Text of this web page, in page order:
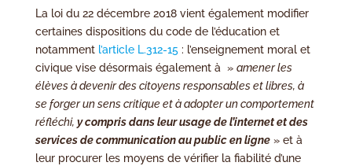
La loi du 22 décembre 2018 vient également modifier
certaines dispositions du code de l’éducation et
notamment l’article L.312-15: l’enseignement moral et
civique vise désormais également à » amener les
élèves à devenir des citoyens responsables et libres, à
se forger un sens critique et à adopter un comportement
réfléchi, y compris dans leur usage de l’internet et des
services de communication au public en ligne» et à
leur procurer les moyens de vérifier la fiabilité d’une